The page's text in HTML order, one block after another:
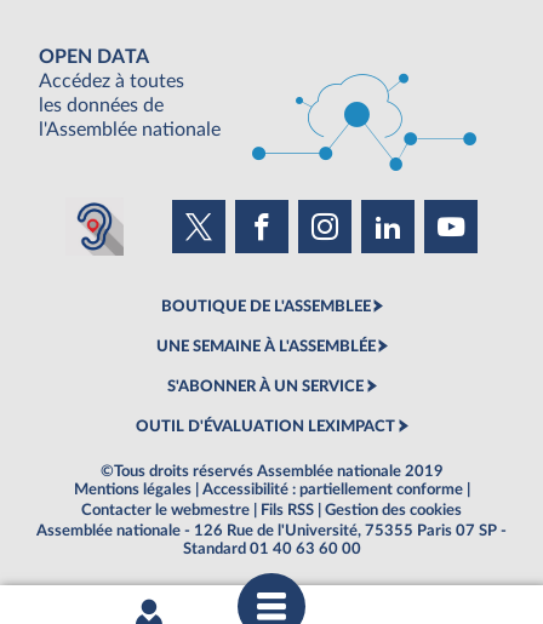
OPEN DATA
Accédez à toutes
les données de
l'Assemblée nationale
BOUTIQUE DE L'ASSEMBLEE
UNE SEMAINE À L'ASSEMBLÉE
S'ABONNER À UN SERVICE
OUTIL D'ÉVALUATION LEXIMPACT
©Tous droits réservés Assemblée nationale 2019
Mentions légales
Accessibilité : partiellement conforme
Contacter le webmestre
Fils RSS
Gestion des cookies
Assemblée nationale - 126 Rue de l'Université, 75355 Paris 07 SP -
Standard 01 40 63 60 00